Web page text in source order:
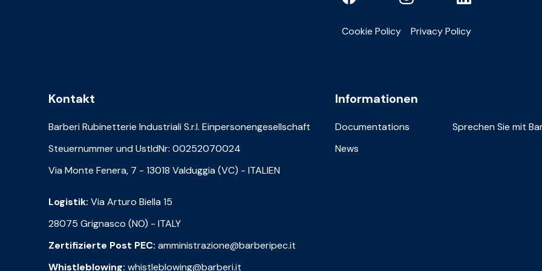
Cookie Policy Privacy Policy
Kontakt
Barberi Rubinetterie Industriali S.r.l. Einpersonengesellschaft
Steuernummer und UstIdNr: 00252070024
Via Monte Fenera, 7 - 13018 Valduggia (VC) - ITALIEN
Logistik: Via Arturo Biella 15
28075 Grignasco (NO) - ITALY
Zertifizierte Post PEC: amministrazione@barberipec.it
Whistleblowing: whistleblowing@barberi.it
Informationen
Documentations
Sprechen Sie mit
News